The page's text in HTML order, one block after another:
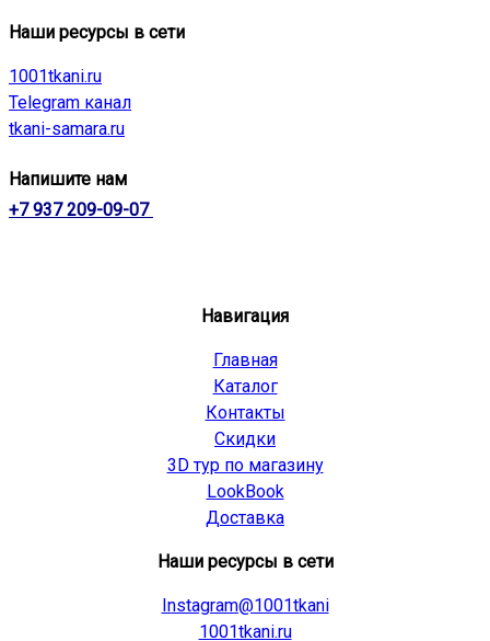
Наши ресурсы в сети
1001tkani.ru
Telegram канал
tkani-samara.ru
Напишите нам
+7 937 209-09-07
Навигация
Главная
Каталог
Контакты
Скидки
3D тур по магазину
LookBook
Доставка
Наши ресурсы в сети
Instagram@1001tkani
1001tkani.ru